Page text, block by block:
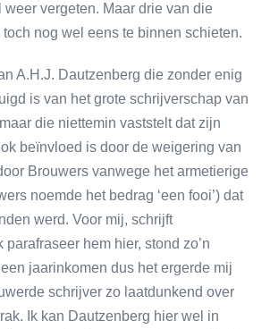
weer vergeten. Maar drie van die
nog wel eens te binnen schieten.
A.H.J. Dautzenberg die zonder enig
is van het grote schrijverschap van
die niettemin vaststelt dat zijn
beïnvloed is door de weigering van
Brouwers vanwege het armetierige
noemde het bedrag ‘een fooi’) dat
werd. Voor mij, schrijft
parafraseer hem hier, stond zo’n
jaarinkomen dus het ergerde mij
schrijver zo laatdunkend over
Ik kan Dautzenberg hier wel in